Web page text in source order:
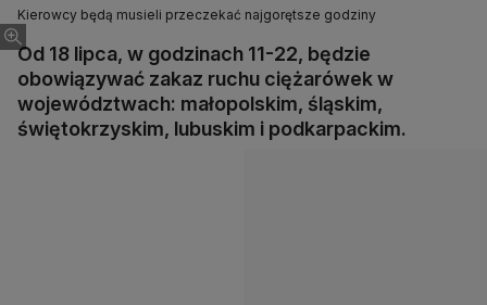
Kierowcy będą musieli przeczekać najgorętsze godziny
Od 18 lipca, w godzinach 11-22, będzie
obowiązywać zakaz ruchu ciężarówek w
województwach: małopolskim, śląskim,
świętokrzyskim, lubuskim i podkarpackim.